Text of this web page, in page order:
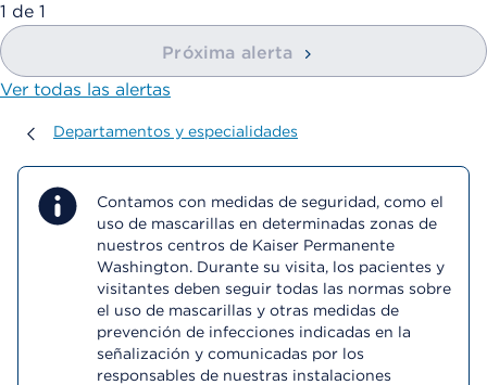
mostrando
1 de 1
Próxima alerta
Ver todas las alertas
Departamentos y especialidades
Departamentos y especialidades
Contamos con medidas de seguridad, como el
uso de mascarillas en determinadas zonas de
nuestros centros de Kaiser Permanente
Washington. Durante su visita, los pacientes y
visitantes deben seguir todas las normas sobre
el uso de mascarillas y otras medidas de
prevención de infecciones indicadas en la
señalización y comunicadas por los
responsables de nuestras instalaciones